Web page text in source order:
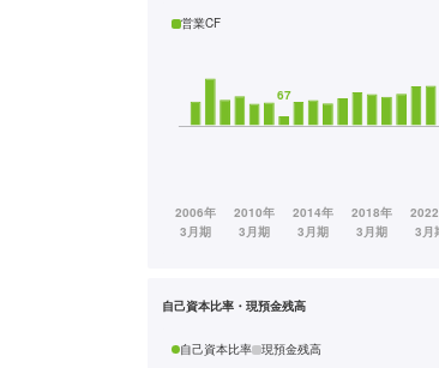
営業CF
自己資本比率・現預金残高
自己資本比率 現預金残高